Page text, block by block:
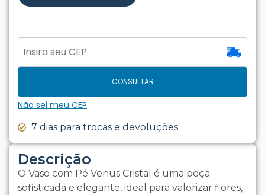
Descrição
O Vaso com Pé Venus Cristal é uma peça
sofisticada e elegante, ideal para valorizar flores,
CONSULTAR
Não sei meu CEP
7 dias para trocas e devoluções